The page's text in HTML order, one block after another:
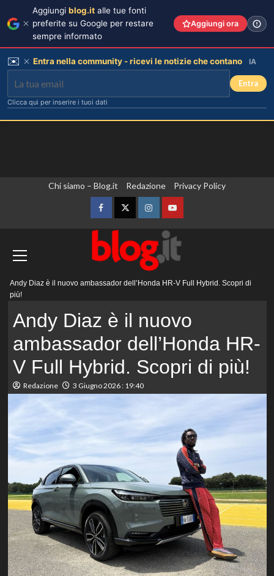
Chi siamo – Blog.it Redazione Privacy Policy
FacebookTwitterInstagramYouTube
principale
Andy Diaz è il nuovo ambassador dell’Honda HR-V Full Hybrid. Scopri di
più!
Andy Diaz è il nuovo
ambassador dell’Honda HR-
V Full Hybrid. Scopri di più!
Redazione 3 Giugno 2026 : 19:40
Aggiungi blog.it alle tue fonti
preferite su Google per restare
sempre informato
Aggiungi ora
✉️ Entra nella community - ricevi le notizie che contano IA
Entra
Clicca qui per inserire i tuoi dati